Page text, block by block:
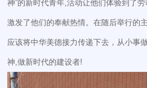
神”的新时代青年,活动让他们体验到了
激发了他们的奉献热情。在随后举行的
应该将中华美德接力传递下去，从小事
神,做新时代的建设者!